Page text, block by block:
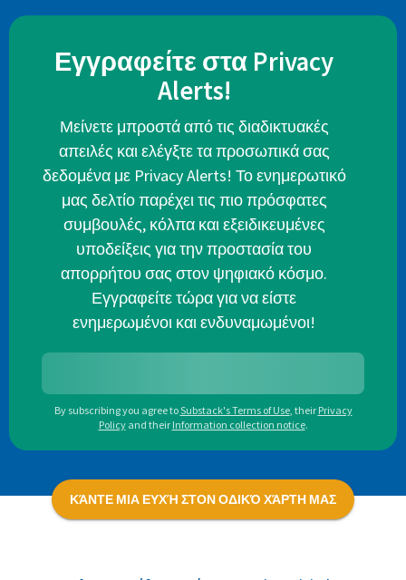
Εγγραφείτε στα Privacy
Alerts!
Μείνετε μπροστά από τις διαδικτυακές
απειλές και ελέγξτε τα προσωπικά σας
δεδομένα με Privacy Alerts! Το ενημερωτικό
μας δελτίο παρέχει τις πιο πρόσφατες
συμβουλές, κόλπα και εξειδικευμένες
υποδείξεις για την προστασία του
απορρήτου σας στον ψηφιακό κόσμο.
Εγγραφείτε τώρα για να είστε
ενημερωμένοι και ενδυναμωμένοι!
By subscribing you agree toSubstack's Terms of Use, their Privacy
Policy and their Information collection notice.
ΚΆΝΤΕ ΜΙΑ ΕΥΧΉ ΣΤΟΝ ΟΔΙΚΌ ΧΆΡΤΗ ΜΑΣ